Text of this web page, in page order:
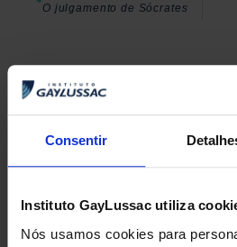
Consentir
Instituto GayLussac utiliza
Nós usamos cookies para
O julgamento de Sócrates